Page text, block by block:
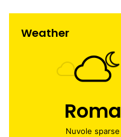
Weather
Roma
Nuvole sparse